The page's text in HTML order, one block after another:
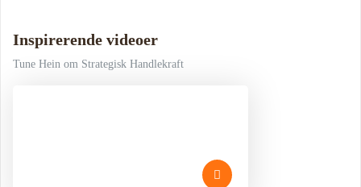
Inspirerende videoer
Tune Hein om Strategisk Handlekraft